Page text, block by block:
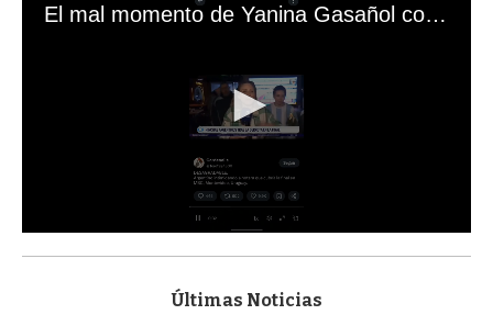
El mal momento de Yanina Gasañol con un hincha argentino en "Subrayado"
s
Últimas Noticias